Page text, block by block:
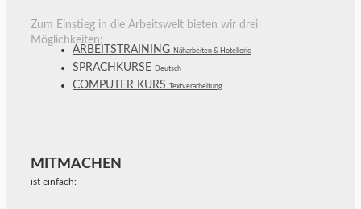
Zum Einstieg in die Arbeitswelt bieten wir drei
Möglichkeiten:
ARBEITSTRAINING Näharbeiten & Hotellerie
SPRACHKURSE Deutsch
COMPUTER KURS Textverarbeitung
MITMACHEN
ist einfach: